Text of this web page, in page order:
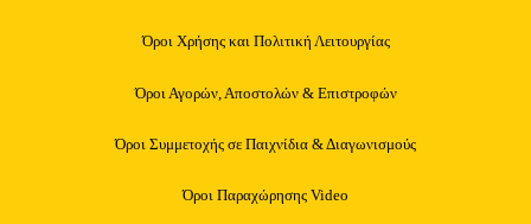
Όροι Χρήσης και Πολιτική Λειτουργίας
Όροι Αγορών, Αποστολών & Επιστροφών
Όροι Συμμετοχής σε Παιχνίδια & Διαγωνισμούς
Όροι Παραχώρησης Video